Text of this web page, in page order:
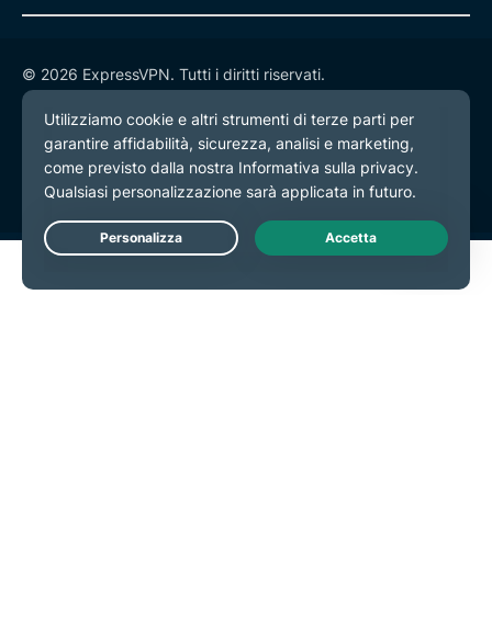
© 2026 ExpressVPN. Tutti i diritti riservati.
Informativa sulla privacy
Termini di servizio
Preferenze cookie
Live Chat